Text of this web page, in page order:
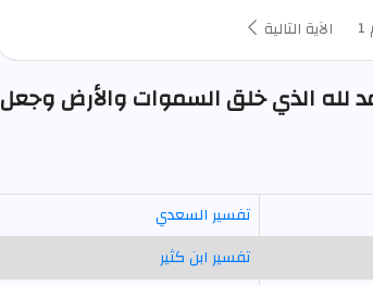
الآية التالية
: الحمد لله الذي خلق السموات والأرض وجعل
تفسير السعدي
تفسير ابن كثير